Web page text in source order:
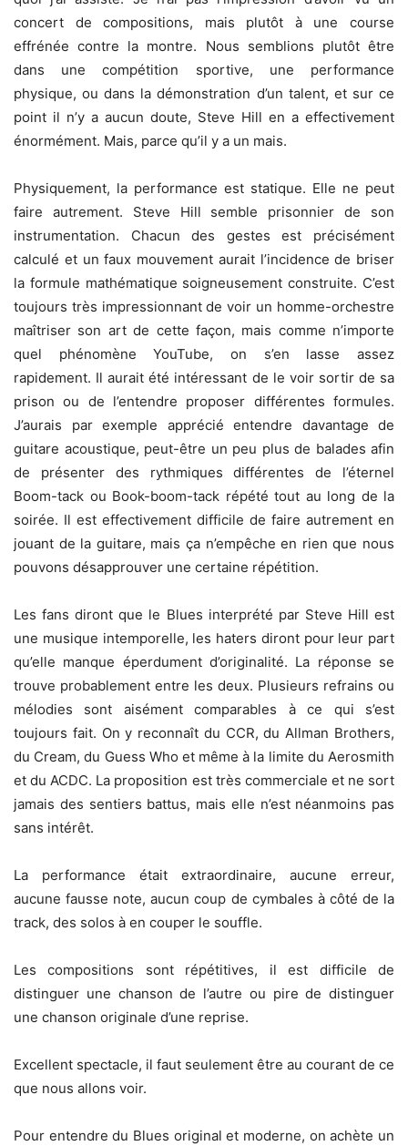
concert de compositions, mais plutôt à une course
effrénée contre la montre. Nous semblions plutôt être
dans une compétition sportive, une performance
physique, ou dans la démonstration d’un talent, et sur ce
point il n’y a aucun doute, Steve Hill en a effectivement
énormément. Mais, parce qu’il y a un mais.
Physiquement, la performance est statique. Elle ne peut
faire autrement. Steve Hill semble prisonnier de son
instrumentation. Chacun des gestes est précisément
calculé et un faux mouvement aurait l’incidence de briser
la formule mathématique soigneusement construite. C’est
toujours très impressionnant de voir un homme-orchestre
maîtriser son art de cette façon, mais comme n’importe
quel phénomène YouTube, on s’en lasse assez
rapidement. Il aurait été intéressant de le voir sortir de sa
prison ou de l’entendre proposer différentes formules.
J’aurais par exemple apprécié entendre davantage de
guitare acoustique, peut-être un peu plus de balades afin
de présenter des rythmiques différentes de l’éternel
Boom-tack ou Book-boom-tack répété tout au long de la
soirée. Il est effectivement difficile de faire autrement en
jouant de la guitare, mais ça n’empêche en rien que nous
pouvons désapprouver une certaine répétition.
Les fans diront que le Blues interprété par Steve Hill est
une musique intemporelle, les haters diront pour leur part
qu’elle manque éperdument d’originalité. La réponse se
trouve probablement entre les deux. Plusieurs refrains ou
mélodies sont aisément comparables à ce qui s’est
toujours fait. On y reconnaît du CCR, du Allman Brothers,
du Cream, du Guess Who et même à la limite du Aerosmith
et du ACDC. La proposition est très commerciale et ne sort
jamais des sentiers battus, mais elle n’est néanmoins pas
sans intérêt.
La performance était extraordinaire, aucune erreur,
aucune fausse note, aucun coup de cymbales à côté de la
track, des solos à en couper le souffle.
Les compositions sont répétitives, il est difficile de
distinguer une chanson de l’autre ou pire de distinguer
une chanson originale d’une reprise.
Excellent spectacle, il faut seulement être au courant de ce
que nous allons voir.
Pour entendre du Blues original et moderne, on achète un